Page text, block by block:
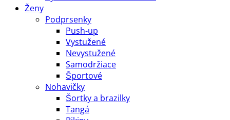
Ženy
Podprsenky
Push-up
Vystužené
Nevystužené
Samodržiace
Športové
Nohavičky
Šortky a brazilky
Tangá